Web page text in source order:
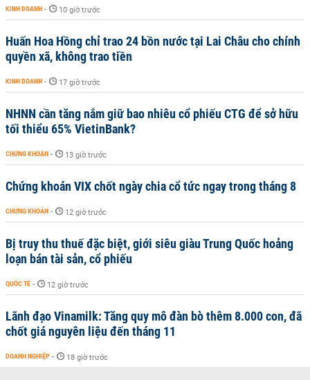
KINH DOANH - 10 giờ trước
Huấn Hoa Hồng chỉ trao 24 bồn nước tại Lai Châu cho chính
quyền xã, không trao tiền
KINH DOANH - 17 giờ trước
NHNN cần tăng nắm giữ bao nhiêu cổ phiếu CTG để sở hữu
tối thiểu 65% VietinBank?
CHỨNG KHOÁN - 13 giờ trước
Chứng khoán VIX chốt ngày chia cổ tức ngay trong tháng 8
CHỨNG KHOÁN - 12 giờ trước
Bị truy thu thuế đặc biệt, giới siêu giàu Trung Quốc hoảng
loạn bán tài sản, cổ phiếu
QUỐC TẾ - 12 giờ trước
Lãnh đạo Vinamilk: Tăng quy mô đàn bò thêm 8.000 con, đã
chốt giá nguyên liệu đến tháng 11
DOANH NGHIỆP - 18 giờ trước